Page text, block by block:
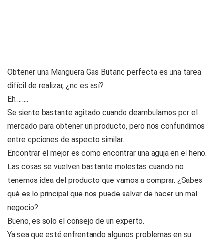
Obtener una Manguera Gas Butano perfecta es una tarea
difícil de realizar, ¿no es así?
Eh……..
Se siente bastante agitado cuando deambulamos por el
mercado para obtener un producto, pero nos confundimos
entre opciones de aspecto similar.
Encontrar el mejor es como encontrar una aguja en el heno.
Las cosas se vuelven bastante molestas cuando no
tenemos idea del producto que vamos a comprar. ¿Sabes
qué es lo principal que nos puede salvar de hacer un mal
negocio?
Bueno, es solo el consejo de un experto.
Ya sea que esté enfrentando algunos problemas en su